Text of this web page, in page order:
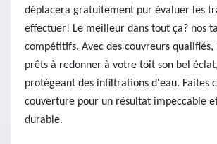
déplacera gratuitement pur évaluer les
effectuer! Le meilleur dans tout ça? nos
compétitifs. Avec des couvreurs qualifiés,
prêts à redonner à votre toit son bel
protégeant des infiltrations d'eau. Faites
couverture pour un résultat impeccable
durable.